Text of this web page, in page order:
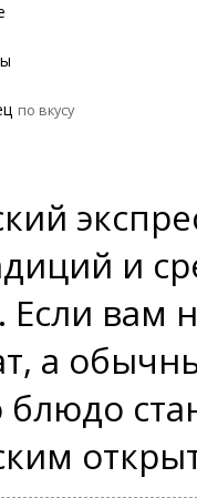
по вкусу
и
вам
а
блюдо